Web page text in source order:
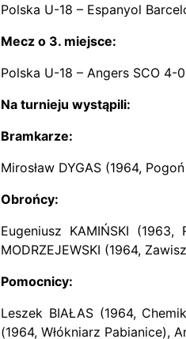
Polska U-18 – Espanyol
Mecz o 3. miejsce:
Polska U-18 – Angers SCO
Na turnieju wystąpili:
Bramkarze:
Mirosław DYGAS (1964,
Obrońcy:
Eugeniusz KAMIŃSKI
MODRZEJEWSKI (1964,
Pomocnicy:
Leszek BIAŁAS (1964,
(1964, Włókniarz Pabianice),